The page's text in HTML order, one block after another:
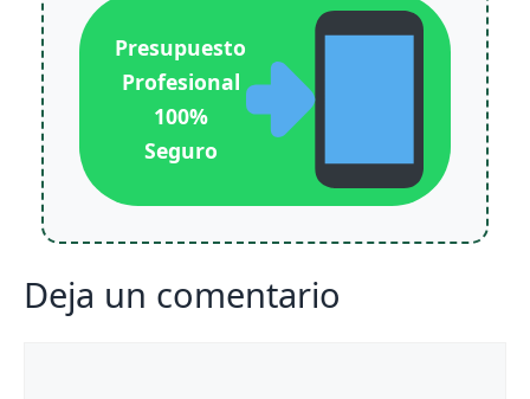
Presupuesto
Profesional
100%
Seguro
Deja un comentario